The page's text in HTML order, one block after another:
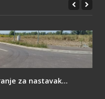
za nastavak...